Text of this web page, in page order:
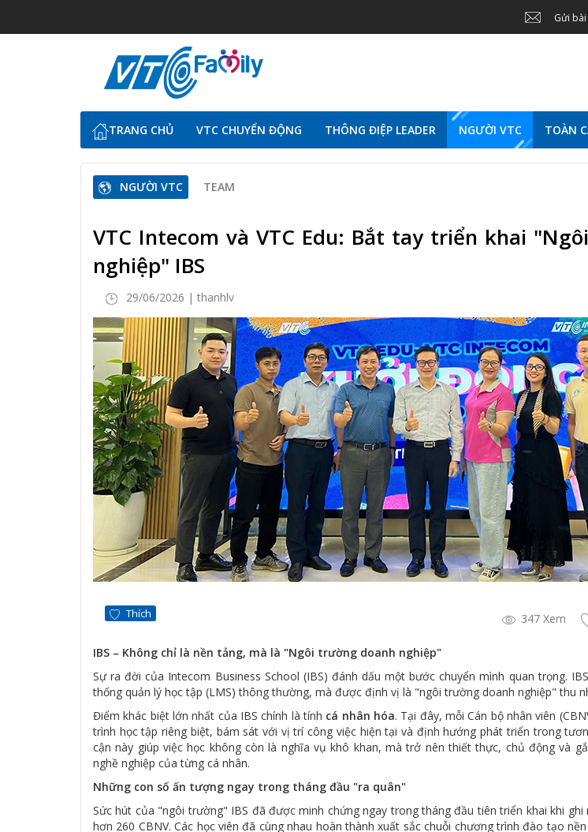
Gửi
TRANG CHỦ VTC CHUYỂN ĐỘNG THÔNG ĐIỆP LEADER NGƯỜI VTC TOÀN
NGƯỜI VTC TEAM
VTC Intecom và VTC Edu: Bắt tay triển khai
nghiệp" IBS
29/06/2026 | thanhlv
Thích 347 Xem
IBS – Không chỉ là nền tảng, mà là "Ngôi trường doanh nghiệp"
Sự ra đời của Intecom Business School (IBS) đánh dấu một bước chuyển mình quan trọng.
thống quản lý học tập (LMS) thông thường, mà được định vị là "ngôi trường doanh nghiệp" thu
Điểm khác biệt lớn nhất của IBS chính là tính cá nhân hóa. Tại đây, mỗi Cán bộ nhân viên
trình học tập riêng biệt, bám sát với vị trí công việc hiện tại và định hướng phát triển trong
cận này giúp việc học không còn là nghĩa vụ khô khan, mà trở nên thiết thực, chủ động và
nghề nghiệp của từng cá nhân.
Những con số ấn tượng ngay trong tháng đầu "ra quân"
Sức hút của "ngôi trường" IBS đã được minh chứng ngay trong tháng đầu tiên triển khai khi ghi
hơn 260 CBNV. Các học viên đã cùng nhau hoàn thành xuất sắc chuỗi chương trình đào tạo